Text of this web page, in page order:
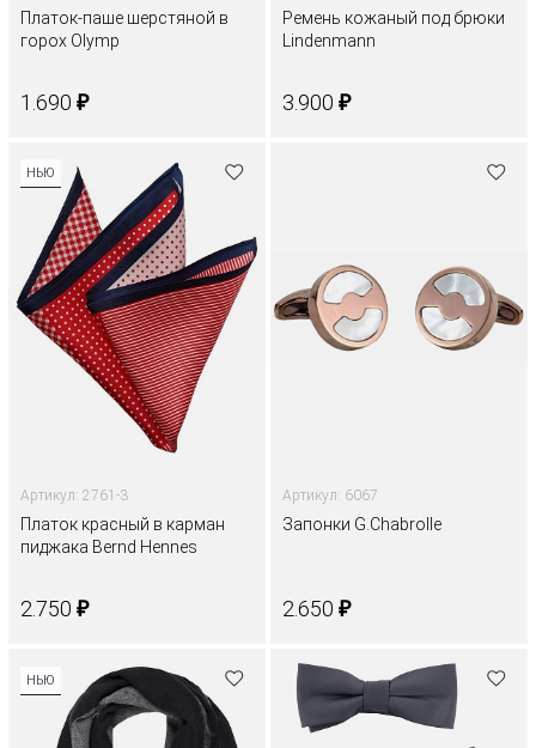
Платок-паше шерстяной в
горох Olymp
1.690 ₽
Ремень кожаный под брюки
Lindenmann
3.900 ₽
НЬЮ
Артикул: 2761-3
Платок красный в карман
пиджака Bernd Hennes
2.750 ₽
Артикул: 6067
Запонки G.Chabrolle
2.650 ₽
НЬЮ